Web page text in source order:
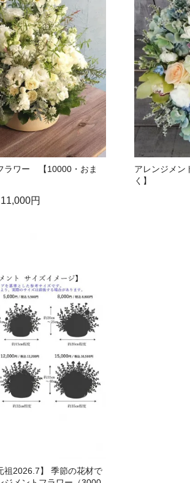
ラワー 【10000・おま
11,000円
アレンジメ
く】
祖2026.7】 季節の花材で